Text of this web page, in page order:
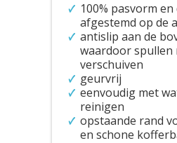
100% pasvorm
afgestemd op de
antislip aan de
waardoor spullen
verschuiven
geurvrij
eenvoudig met
reinigen
opstaande rand
en schone